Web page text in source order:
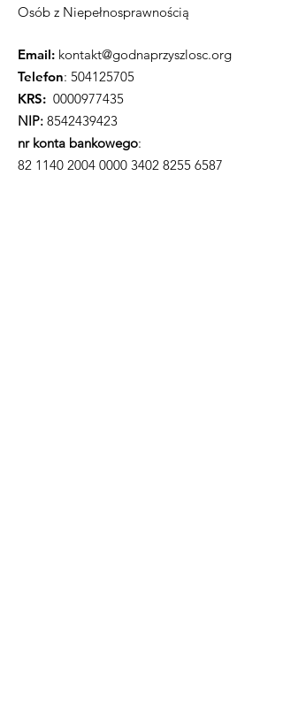
Osób z Niepełnosprawnością
Email: kontakt@godnaprzyszlosc.org
Telefon: 504125705
KRS: 0000977435
NIP: 8542439423
nr konta bankowego:
82 1140 2004 0000 3402 8255 6587